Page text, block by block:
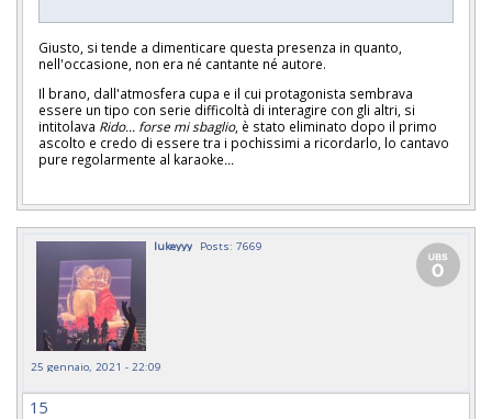
Giusto, si tende a dimenticare questa presenza in quanto,
nell'occasione, non era né cantante né autore.
Il brano, dall'atmosfera cupa e il cui protagonista sembrava
essere un tipo con serie difficoltà di interagire con gli altri, si
intitolava Rido... forse mi sbaglio, è stato eliminato dopo il primo
ascolto e credo di essere tra i pochissimi a ricordarlo, lo cantavo
pure regolarmente al karaoke...
lukeyyy Posts: 7669
25 gennaio, 2021 - 22:09
15